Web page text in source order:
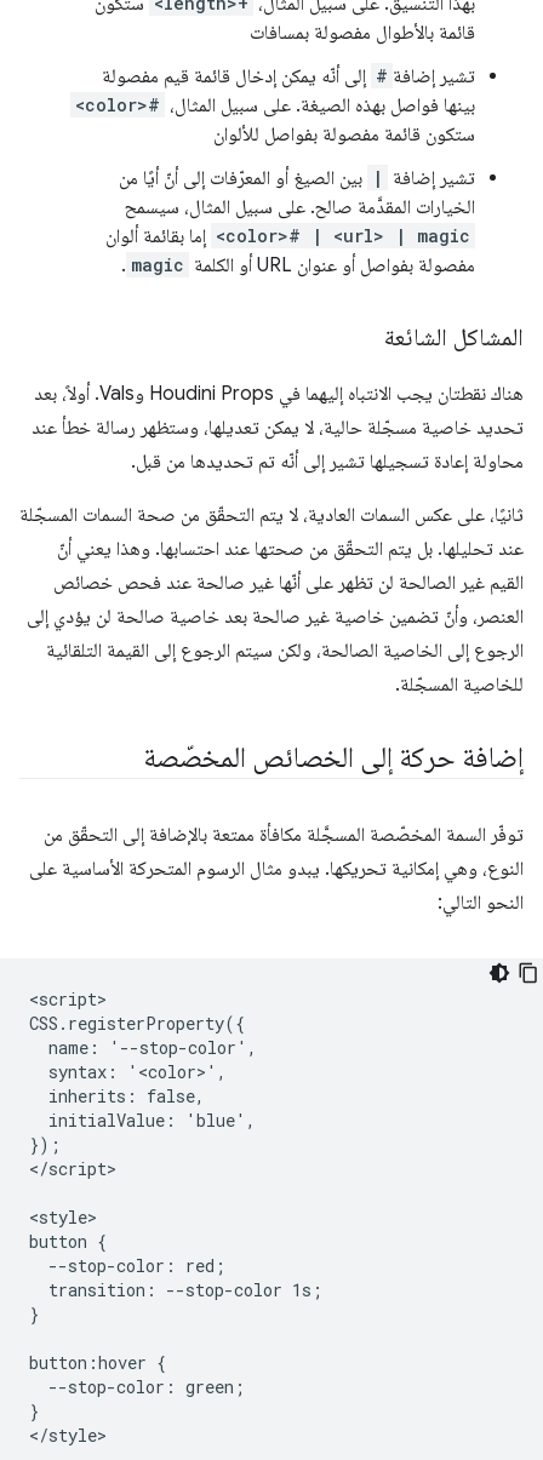
قائمة بالأطوال مفصولة بمسافات
تشير إضافة # إلى أنّه يمكن إدخال قائمة قيم مفصولة
بينها فواصل بهذه الصيغة. على سبيل المثال، <color>#
ستكون قائمة مفصولة بفواصل للألوان
تشير إضافة
|
بين الصيغ أو المعرّفات إلى أنّ أيًا من
الخيارات المقدَّمة صالح. على سبيل المثال، سيسمح
<color># | <url> | magic إما بقائمة ألوان
مفصولة بفواصل أو عنوان URL أو الكلمة
magic
.
المشاكل الشائعة
هناك نقطتان يجب الانتباه إليهما في Houdini Props وVals. أولاً، بعد
تحديد خاصية مسجّلة حالية، لا يمكن تعديلها، وستظهر رسالة خطأ عند
محاولة إعادة تسجيلها تشير إلى أنّه تم تحديدها من قبل.
ثانيًا، على عكس السمات العادية، لا يتم التحقّق من صحة السمات المسجّلة
عند تحليلها. بل يتم التحقّق من صحتها عند احتسابها. وهذا يعني أنّ
القيم غير الصالحة لن تظهر على أنّها غير صالحة عند فحص خصائص
العنصر، وأنّ تضمين خاصية غير صالحة بعد خاصية صالحة لن يؤدي إلى
الرجوع إلى الخاصية الصالحة، ولكن سيتم الرجوع إلى القيمة التلقائية
للخاصية المسجّلة.
إضافة حركة إلى الخصائص المخصّصة
توفّر السمة المخصّصة المسجَّلة مكافأة ممتعة بالإضافة إلى التحقّق من
النوع، وهي إمكانية تحريكها. يبدو مثال الرسوم المتحركة الأساسية على
النحو التالي:
<script>
CSS.registerProperty({
  name: '--stop-color',
  syntax: '<color>',
  inherits: false,
  initialValue: 'blue',
});
</script>
<style>
button {
  --stop-color: red;
  transition: --stop-color 1s;
}
button:hover {
  --stop-color: green;
}